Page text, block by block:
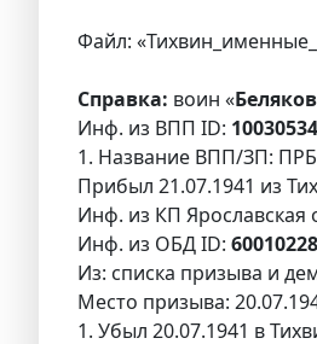
Файл:
Справка: воин «
Инф. из ВПП ID:
1. Название ВПП/ЗП:
Прибыл 21.07.1941 из
Инф. из КП Ярославская
Инф. из ОБД ID:
Из: списка призыва и
Место призыва:
1. Убыл 20.07.1941 в